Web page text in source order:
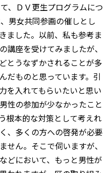
、ＤＶ更生プログラムにつ
男女共同参画の催しとし
ました。以前、私も参考ま
講座を受けてみましたが、
とうなずかされることが多
だものと思っています。引
を入れてもらいたいと思い
性の参加が少なかったこと
根本的な対策として考えれ
、多くの方への啓発が必要
せん。そこで伺いますが、
どにおいて、もっと男性が